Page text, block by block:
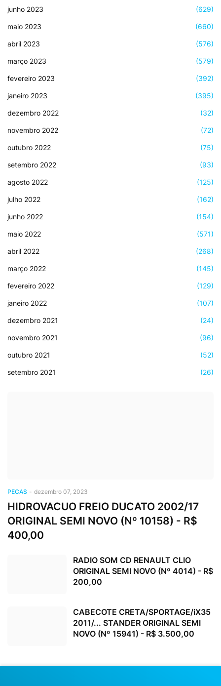
junho 2023 (629)
maio 2023 (660)
abril 2023 (576)
março 2023 (579)
fevereiro 2023 (392)
janeiro 2023 (395)
dezembro 2022 (32)
novembro 2022 (72)
outubro 2022 (75)
setembro 2022 (93)
agosto 2022 (125)
julho 2022 (162)
junho 2022 (154)
maio 2022 (571)
abril 2022 (268)
março 2022 (145)
fevereiro 2022 (129)
janeiro 2022 (107)
dezembro 2021 (24)
novembro 2021 (96)
outubro 2021 (52)
setembro 2021 (26)
PECAS - dezembro 07, 2023
HIDROVACUO FREIO DUCATO 2002/17
ORIGINAL SEMI NOVO (Nº 10158) - R$
400,00
RADIO SOM CD RENAULT CLIO
ORIGINAL SEMI NOVO (Nº 4014) - R$
200,00
CABECOTE CRETA/SPORTAGE/iX35
2011/... STANDER ORIGINAL SEMI
NOVO (Nº 15941) - R$ 3.500,00